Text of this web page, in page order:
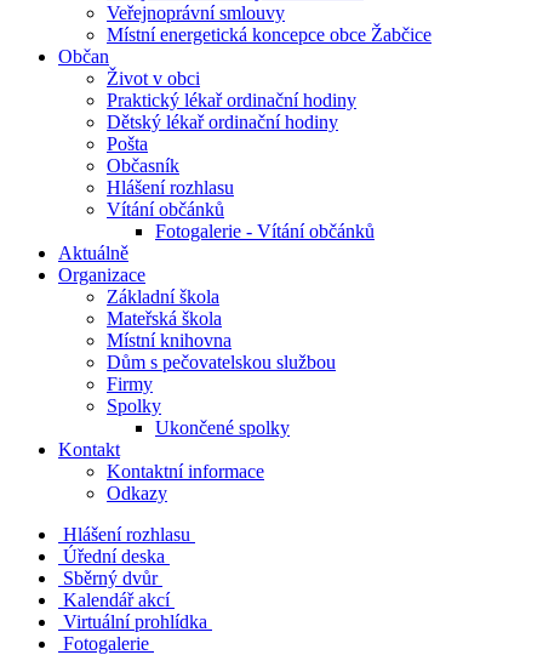
Veřejnoprávní smlouvy
Místní energetická koncepce obce Žabčice
Občan
Život v obci
Praktický lékař ordinační hodiny
Dětský lékař ordinační hodiny
Pošta
Občasník
Hlášení rozhlasu
Vítání občánků
Fotogalerie - Vítání občánků
Aktuálně
Organizace
Základní škola
Mateřská škola
Místní knihovna
Dům s pečovatelskou službou
Firmy
Spolky
Ukončené spolky
Kontakt
Kontaktní informace
Odkazy
Hlášení rozhlasu
Úřední deska
Sběrný dvůr
Kalendář akcí
Virtuální prohlídka
Fotogalerie